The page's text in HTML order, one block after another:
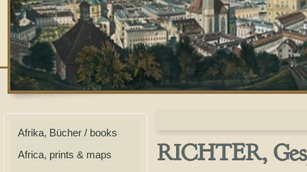
Afrika, Bücher / books
Africa, prints & maps
RICHTER,